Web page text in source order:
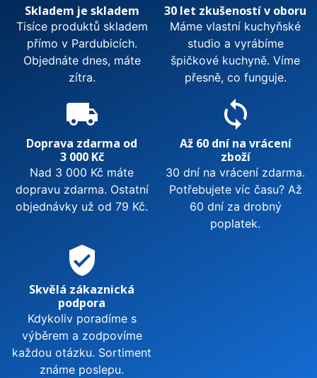
Skladem je skladem
Tisíce produktů skladem
přímo v Pardubicích.
Objednáte dnes, máte
zítra.
30 let zkušeností v oboru
Máme vlastní kuchyňské
studio a vyrábíme
špičkové kuchyně. Víme
přesně, co funguje.
local_shipping
Doprava zdarma od
3 000 Kč
Nad 3 000 Kč máte
dopravu zdarma. Ostatní
objednávky už od 79 Kč.
sync
Až 60 dní na vrácení
zboží
30 dní na vrácení zdarma.
Potřebujete víc času? Až
60 dní za drobný
poplatek.
verified_user
Skvělá zákaznická
podpora
Kdykoliv poradíme s
výběrem a zodpovíme
každou otázku. Sortiment
známe poslepu.